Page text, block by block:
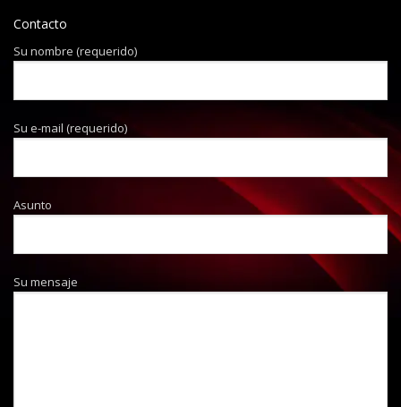
Contacto
Su nombre (requerido)
Su e-mail (requerido)
Asunto
Su mensaje